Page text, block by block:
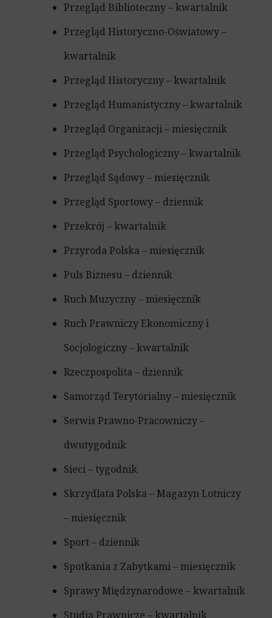
Przegląd Biblioteczny – kwartalnik
Przegląd Historyczno-Oświatowy –
kwartalnik
Przegląd Historyczny – kwartalnik
Przegląd Humanistyczny – kwartalnik
Przegląd Organizacji – miesięcznik
Przegląd Psychologiczny – kwartalnik
Przegląd Sądowy – miesięcznik
Przegląd Sportowy – dziennik
Przekrój – kwartalnik
Przyroda Polska – miesięcznik
Puls Biznesu – dziennik
Ruch Muzyczny – miesięcznik
Ruch Prawniczy Ekonomiczny i
Socjologiczny – kwartalnik
Rzeczpospolita – dziennik
Samorząd Terytorialny – miesięcznik
Serwis Prawno-Pracowniczy –
dwutygodnik
Sieci – tygodnik
Skrzydlata Polska – Magazyn Lotniczy
– miesięcznik
Sport – dziennik
Spotkania z Zabytkami – miesięcznik
Sprawy Międzynarodowe – kwartalnik
Studia Prawnicze – kwartalnik